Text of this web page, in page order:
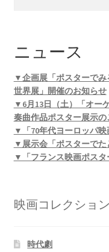
ニュース
▼企画展「ポスター
世界展」開催のお知らせ
▼6月13日（土）「オー
奏曲作品ポスター展示の
▼「70年代ヨーロッパ
▼展示会「ポスターで
▼「フランス映画ポスタ
映画コレクション
時代劇